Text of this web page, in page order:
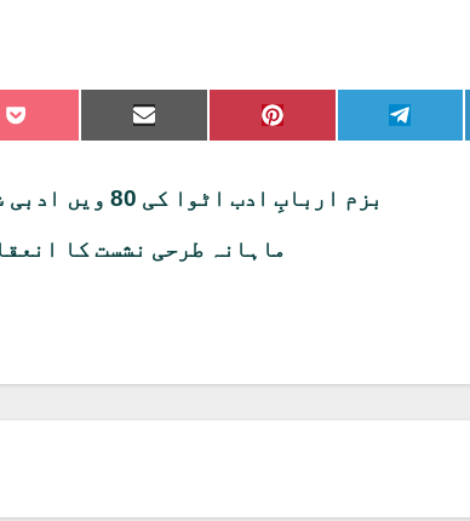
Share
on
Share
on
Share
on
بزم اربابِ ادب اٹوا کی 80
ماہانہ طرحی نشست کا